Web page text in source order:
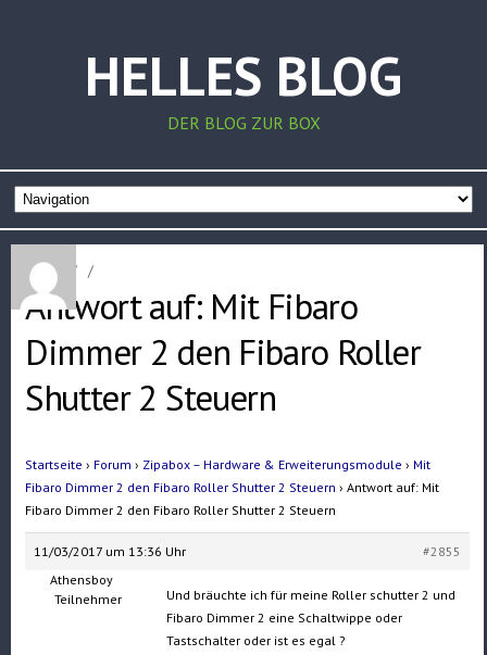
HELLES BLOG
DER BLOG ZUR BOX
Home / /
Antwort auf: Mit Fibaro
Dimmer 2 den Fibaro Roller
Shutter 2 Steuern
Startseite › Forum › Zipabox – Hardware & Erweiterungsmodule › Mit
Fibaro Dimmer 2 den Fibaro Roller Shutter 2 Steuern › Antwort auf: Mit
Fibaro Dimmer 2 den Fibaro Roller Shutter 2 Steuern
11/03/2017 um 13:36 Uhr
#2855
Athensboy
Teilnehmer
Und bräuchte ich für meine Roller schutter 2 und
Fibaro Dimmer 2 eine Schaltwippe oder
Tastschalter oder ist es egal ?